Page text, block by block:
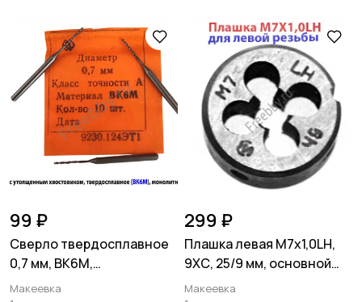
99 ₽
Сверло твердосплавное
0,7 мм, ВК6М,
монолитное, 30/6 мм, ут
Макеевка
299 ₽
Плашка левая М7х1,0LH,
9ХС, 25/9 мм, основной
шаг, ГОСТ 9740-71.
Макеевка